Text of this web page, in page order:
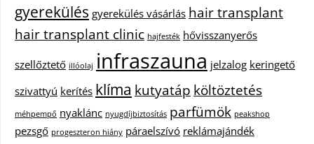
gyerekülés gyerekülés vásárlás hair transplant
hair transplant clinic hajfesték hővisszanyerős
szellőztető illóolaj infraszauna jelzalog keringető
szivattyú kerítés klíma kutyatáp költöztetés
méhpempő nyaklánc nyugdíjbiztosítás parfümök peakshop
pezsgő progeszteron hiány páraelszívó reklámajándék